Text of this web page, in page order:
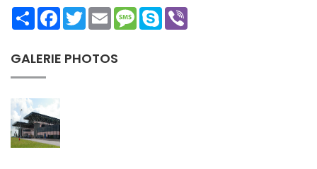
ShareFacebookTwitterEmailMessage
Skype
GALERIE PHOTOS